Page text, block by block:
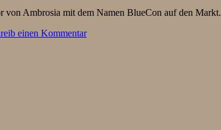
von Ambrosia mit dem Namen BlueCon auf den Markt.
einen Kommentar